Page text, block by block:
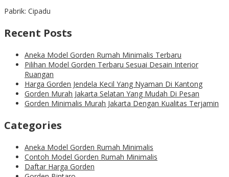
Pabrik: Cipadu
Recent Posts
Aneka Model Gorden Rumah Minimalis Terbaru
Pilihan Model Gorden Terbaru Sesuai Desain Interior
Ruangan
Harga Gorden Jendela Kecil Yang Nyaman Di Kantong
Gorden Murah Jakarta Selatan Yang Mudah Di Pesan
Gorden Minimalis Murah Jakarta Dengan Kualitas Terjamin
Categories
Aneka Model Gorden Rumah Minimalis
Contoh Model Gorden Rumah Minimalis
Daftar Harga Gorden